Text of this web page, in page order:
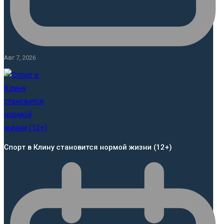
Авг 7, 2026
Спорт в Клину становится нормой жизни (12+)